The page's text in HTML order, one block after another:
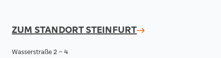
ZUM STANDORTSTEINFURT
Wasserstraße 2 – 4